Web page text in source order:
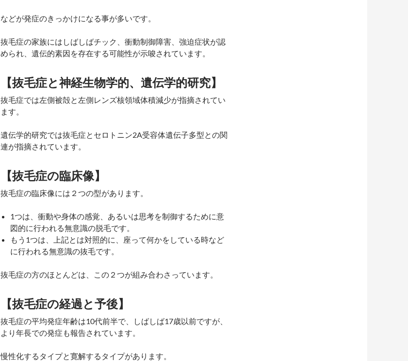
などが発症のきっかけになる事が多いです。
抜毛症の家族にはしばしばチック、衝動制御障害、強迫症状が認
められ、遺伝的素因を存在する可能性が示唆されています。
【抜毛症と神経生物学的、遺伝学的研究】
抜毛症では左側被殻と左側レンズ核領域体積減少が指摘されてい
ます。
遺伝学的研究では抜毛症とセロトニン2A受容体遺伝子多型との関
連が指摘されています。
【抜毛症の臨床像】
抜毛症の臨床像には２つの型があります。
1つは、衝動や身体の感覚、あるいは思考を制御するために意
図的に行われる無意識の脱毛です。
もう1つは、上記とは対照的に、座って何かをしている時など
に行われる無意識の抜毛です。
抜毛症の方のほとんどは、この２つが組み合わさっています。
【抜毛症の経過と予後】
抜毛症の平均発症年齢は10代前半で、しばしば17歳以前ですが、
より年長での発症も報告されています。
慢性化するタイプと寛解するタイプがあります。